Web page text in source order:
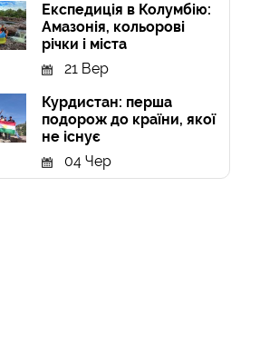
Експедиція в Колумбію:
Амазонія, кольорові
річки і міста
21 Вер
Курдистан: перша
подорож до країни, якої
не існує
04 Чер